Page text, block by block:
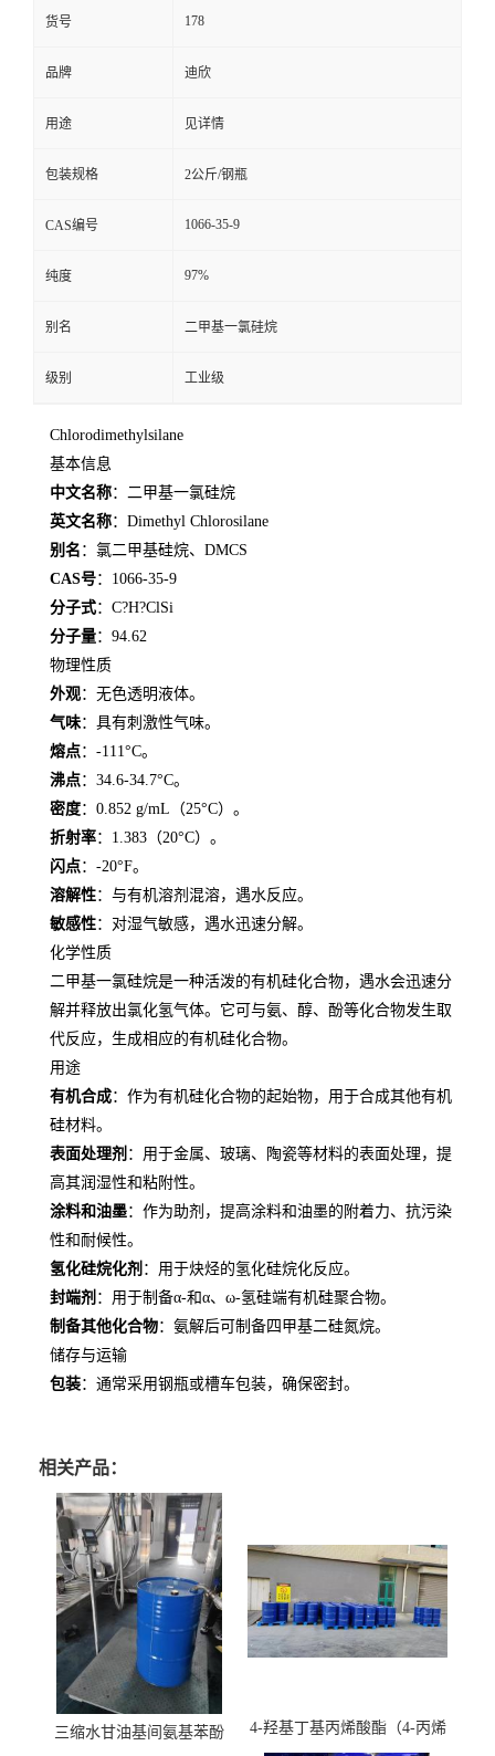
货号 178
品牌 迪欣
用途 见详情
包装规格 2公斤/钢瓶
CAS编号 1066-35-9
纯度 97%
别名 二甲基一氯硅烷
级别 工业级
Chlorodimethylsilane
基本信息
中文名称：二甲基一氯硅烷
英文名称：Dimethyl Chlorosilane
别名 ：氯二甲基硅烷、DMCS
CAS号：1066-35-9
分子式：C?H?ClSi
分子量：94.62
物理性质
外观：无色透明液体。
气味：具有刺激性气味。
熔点：-111°C。
沸点：34.6-34.7°C。
密度：0.852 g/mL（25°C）。
折射率：1.383（20°C）。
闪点：-20°F。
溶解性：与有机溶剂混溶，遇水反应。
敏感性：对湿气敏感，遇水迅速分解。
化学性质
二甲基一氯硅烷是一种活泼的有机硅化合物，遇水会迅速分
解并释放出氯化氢气体。它可与氨、醇、酚等化合物发生取
代反应，生成相应的有机硅化合物。
用途
有机合成：作为有机硅化合物的起始物，用于合成其他有机
硅材料。
表面处理剂 ：用于金属、玻璃、陶瓷等材料的表面处理，提
高其润湿性和粘附性。
涂料和油墨：作为助剂，提高涂料和油墨的附着力、抗污染
性和耐候性。
氢化硅烷化剂 ：用于炔烃的氢化硅烷化反应。
封端剂 ：用于制备α-和α、ω-氢硅端有机硅聚合物。
制备其他化合物：氨解后可制备四甲基二硅氮烷。
储存与运输
包装：通常采用钢瓶或槽车包装，确保密封。
相关产品：
三缩水甘油基间氨基苯酚
4-羟基丁基丙烯酸酯（4-丙烯